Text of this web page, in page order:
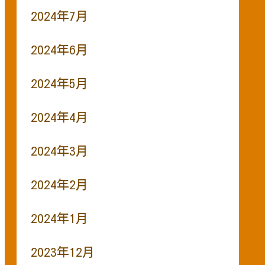
2024年7月
2024年6月
2024年5月
2024年4月
2024年3月
2024年2月
2024年1月
2023年12月